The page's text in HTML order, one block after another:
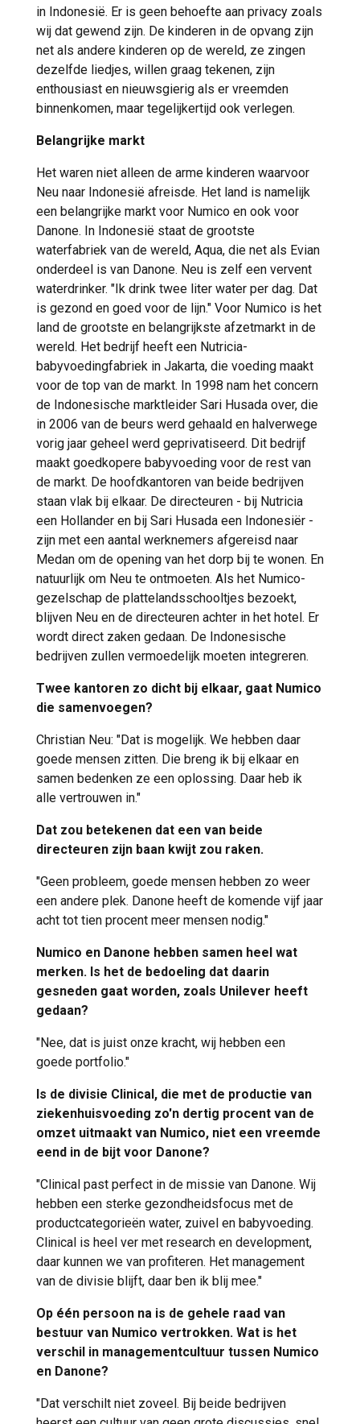
in Indonesië. Er is geen behoefte aan privacy zoals
wij dat gewend zijn. De kinderen in de opvang zijn
net als andere kinderen op de wereld, ze zingen
dezelfde liedjes, willen graag tekenen, zijn
enthousiast en nieuwsgierig als er vreemden
binnenkomen, maar tegelijkertijd ook verlegen.
Belangrijke markt
Het waren niet alleen de arme kinderen waarvoor
Neu naar Indonesië afreisde. Het land is namelijk
een belangrijke markt voor Numico en ook voor
Danone. In Indonesië staat de grootste
waterfabriek van de wereld, Aqua, die net als Evian
onderdeel is van Danone. Neu is zelf een vervent
waterdrinker. "Ik drink twee liter water per dag. Dat
is gezond en goed voor de lijn." Voor Numico is het
land de grootste en belangrijkste afzetmarkt in de
wereld. Het bedrijf heeft een Nutricia-
babyvoedingfabriek in Jakarta, die voeding maakt
voor de top van de markt. In 1998 nam het concern
de Indonesische marktleider Sari Husada over, die
in 2006 van de beurs werd gehaald en halverwege
vorig jaar geheel werd geprivatiseerd. Dit bedrijf
maakt goedkopere babyvoeding voor de rest van
de markt. De hoofdkantoren van beide bedrijven
staan vlak bij elkaar. De directeuren - bij Nutricia
een Hollander en bij Sari Husada een Indonesiër -
zijn met een aantal werknemers afgereisd naar
Medan om de opening van het dorp bij te wonen. En
natuurlijk om Neu te ontmoeten. Als het Numico-
gezelschap de plattelandsschooltjes bezoekt,
blijven Neu en de directeuren achter in het hotel. Er
wordt direct zaken gedaan. De Indonesische
bedrijven zullen vermoedelijk moeten integreren.
Twee kantoren zo dicht bij elkaar, gaat Numico
die samenvoegen?
Christian Neu: "Dat is mogelijk. We hebben daar
goede mensen zitten. Die breng ik bij elkaar en
samen bedenken ze een oplossing. Daar heb ik
alle vertrouwen in."
Dat zou betekenen dat een van beide
directeuren zijn baan kwijt zou raken.
"Geen probleem, goede mensen hebben zo weer
een andere plek. Danone heeft de komende vijf jaar
acht tot tien procent meer mensen nodig."
Numico en Danone hebben samen heel wat
merken. Is het de bedoeling dat daarin
gesneden gaat worden, zoals Unilever heeft
gedaan?
"Nee, dat is juist onze kracht, wij hebben een
goede portfolio."
Is de divisie Clinical, die met de productie van
ziekenhuisvoeding zo'n dertig procent van de
omzet uitmaakt van Numico, niet een vreemde
eend in de bijt voor Danone?
"Clinical past perfect in de missie van Danone. Wij
hebben een sterke gezondheidsfocus met de
productcategorieën water, zuivel en babyvoeding.
Clinical is heel ver met research en development,
daar kunnen we van profiteren. Het management
van de divisie blijft, daar ben ik blij mee."
Op één persoon na is de gehele raad van
bestuur van Numico vertrokken. Wat is het
verschil in managementcultuur tussen Numico
en Danone?
"Dat verschilt niet zoveel. Bij beide bedrijven